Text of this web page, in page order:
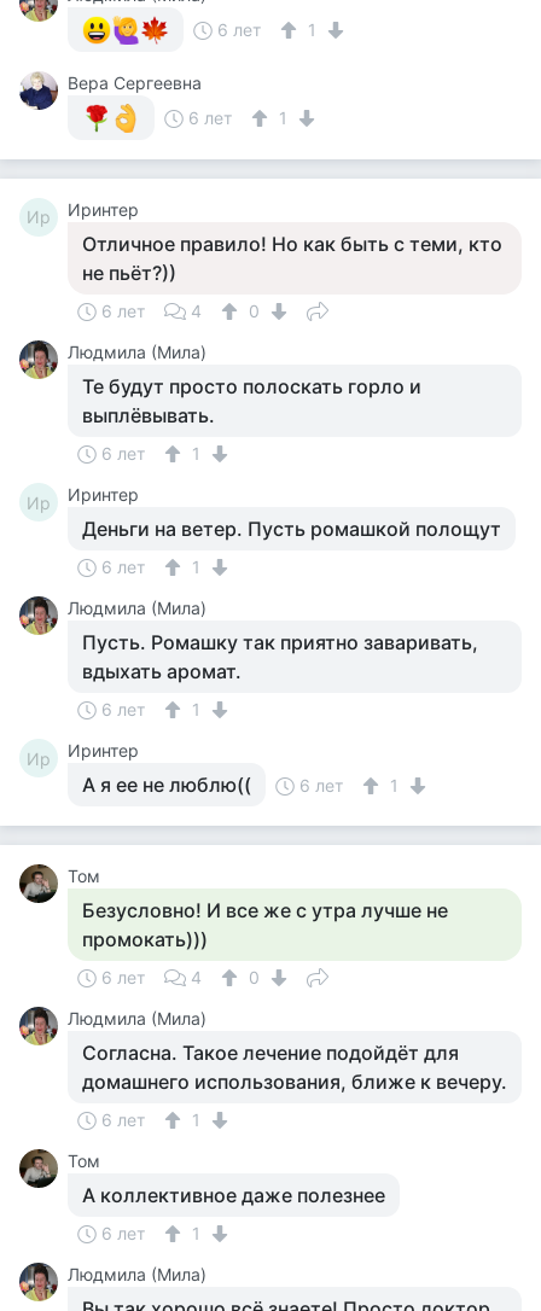
6 лет
1
Вера Сергеевна
6 лет
1
Ир Иринтер
Отличное правило! Но как быть с теми, кто
не пьёт?))
6 лет 4
0
Людмила (Мила)
Те будут просто полоскать горло и
выплёвывать.
6 лет 1
Ир Иринтер
Деньги на ветер. Пусть ромашкой полощут
6 лет
1
Людмила (Мила)
Пусть. Ромашку так приятно заваривать,
вдыхать аромат.
6 лет 1
Ир Иринтер
А я ее не люблю(( 6 лет 1
Том
Безусловно! И все же с утра лучше не
промокать)))
6 лет 4
0
Людмила (Мила)
Согласна. Такое лечение подойдёт для
домашнего использования, ближе к вечеру.
6 лет
1
Том
А коллективное даже полезнее
6 лет
1
Людмила (Мила)